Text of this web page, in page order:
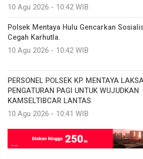
10 Agu 2026 - 10:42 WIB
Polsek Mentaya Hulu Gencarkan
Cegah Karhutla.
10 Agu 2026 - 10:42 WIB
PERSONEL POLSEK KP. MENTAYA
PENGATURAN PAGI UNTUK WUJUDKAN
KAMSELTIBCAR LANTAS
10 Agu 2026 - 10:41 WIB